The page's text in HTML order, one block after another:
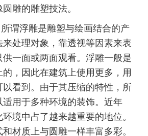
雕的雕塑技法。
浮雕是雕塑与绘画结合的产
处理对象，靠透视等因素来表
一面或两面观看。浮雕一般是
，因此在建筑上使用更多，用
看到。由于其压缩的特性，所
用于多种环境的装饰。近年
境中占了越来越重要的地位。
材质上与圆雕一样丰富多彩。